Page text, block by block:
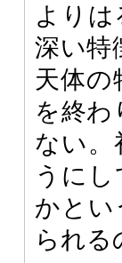
より
深い特
天体の
を終
ない。
うに
かとい
られる